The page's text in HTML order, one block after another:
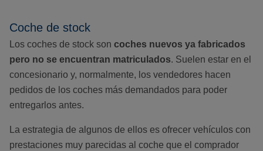
Coche de stock
Los coches de stock son coches nuevos ya fabricados
pero no se encuentran matriculados. Suelen estar en el
concesionario y, normalmente, los vendedores hacen
pedidos de los coches más demandados para poder
entregarlos antes.
La estrategia de algunos de ellos es ofrecer vehículos con
prestaciones muy parecidas al coche que el comprador